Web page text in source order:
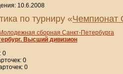
10.6.2008
по турниру «Чемпионат
Молодежная сборная Санкт-Петербурга
Высший дивизион
0
0
0